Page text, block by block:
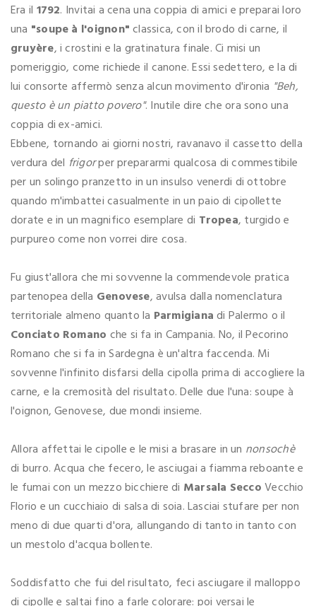
Era il 1792. Invitai a cena una coppia di amici e preparai loro
una "soupe à l'oignon"classica, con il brodo di carne, il
gruyère, i crostini e la gratinatura finale. Ci misi un
pomeriggio, come richiede il canone. Essi sedettero, e la di
lui consorte affermò senza alcun movimento d'ironia "Beh,
questo è un piatto povero". Inutile dire che ora sono una
coppia di ex-amici.
Ebbene, tornando ai giorni nostri, ravanavo il cassetto della
verdura del frigorper prepararmi qualcosa di commestibile
per un solingo pranzetto in un insulso venerdi di ottobre
quando m'imbattei casualmente in un paio di cipollette
dorate e in un magnifico esemplare di Tropea, turgido e
purpureo come non vorrei dire cosa.
Fu giust'allora che mi sovvenne la commendevole pratica
partenopea della Genovese, avulsa dalla nomenclatura
territoriale almeno quanto la Parmigianadi Palermo o il
Conciato Romano che si fa in Campania. No, il Pecorino
Romano che si fa in Sardegna è un'altra faccenda. Mi
sovvenne l'infinito disfarsi della cipolla prima di accogliere la
carne, e la cremosità del risultato. Delle due l'una: soupe à
l'oignon, Genovese, due mondi insieme.
Allora affettai le cipolle e le misi a brasare in un nonsochè
di burro. Acqua che fecero, le asciugai a fiamma reboante e
le fumai con un mezzo bicchiere di Marsala SeccoVecchio
Florio e un cucchiaio di salsa di soia. Lasciai stufare per non
meno di due quarti d'ora, allungando di tanto in tanto con
un mestolo d'acqua bollente.
Soddisfatto che fui del risultato, feci asciugare il malloppo